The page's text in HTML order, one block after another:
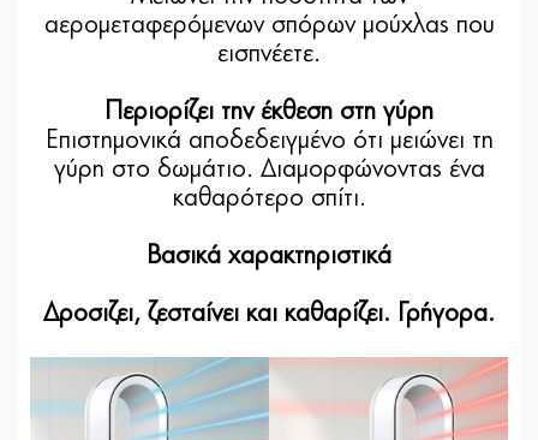
αερομεταφερόμενων σπόρων μούχλας που
εισπνέετε.
Περιορίζει την έκθεση στη γύρη
Επιστημονικά αποδεδειγμένο ότι μειώνει τη
γύρη στο δωμάτιο. Διαμορφώνοντας ένα
καθαρότερο σπίτι.
Βασικά χαρακτηριστικά
Δροσιζει, ζεσταίνει και καθαρίζει. Γρήγορα.